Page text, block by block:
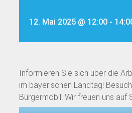
12. Mai 2025 @ 12:00 -
Informieren Sie sich über die
im bayerischen Landtag!
Bürgermobil! Wir freuen uns auf